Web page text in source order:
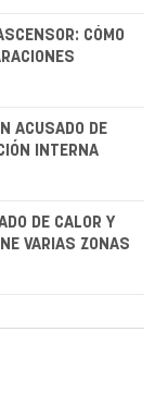
CÓMO
ACUSADO DE
INTERNA
DE CALOR Y
VARIAS ZONAS